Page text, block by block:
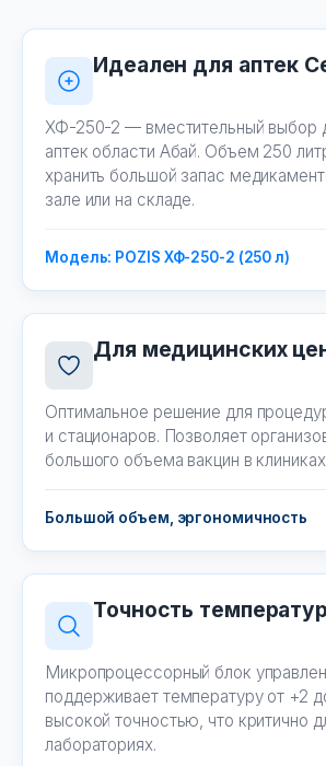
Идеален для аптек
ХФ-250-2 — вместительный выбор
аптек области Абай. Объем 250
хранить большой запас
зале или на складе.
Модель: POZIS ХФ-250-2 (250 л)
Для медицинских
Оптимальное решение для
и стационаров. Позволяет
большого объема вакцин в
Большой объем, эргономичность
Точность
Микропроцессорный блок
поддерживает температуру от +2
высокой точностью, что критично
лабораториях.